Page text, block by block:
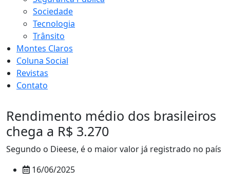
Sociedade
Tecnologia
Trânsito
Montes Claros
Coluna Social
Revistas
Contato
Rendimento médio dos brasileiros
chega a R$ 3.270
Segundo o Dieese, é o maior valor já registrado no país
16/06/2025